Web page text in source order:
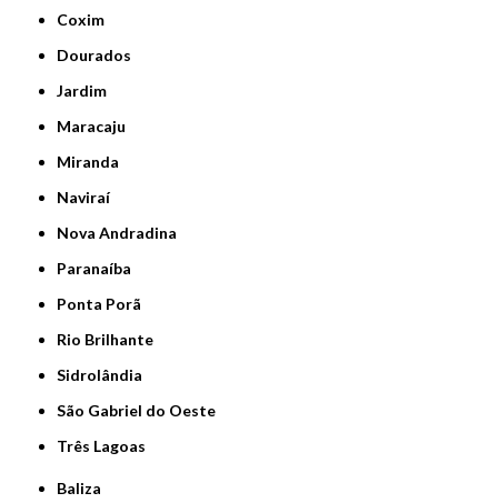
Coxim
Dourados
Jardim
Maracaju
Miranda
Naviraí
Nova Andradina
Paranaíba
Ponta Porã
Rio Brilhante
Sidrolândia
São Gabriel do Oeste
Três Lagoas
Baliza